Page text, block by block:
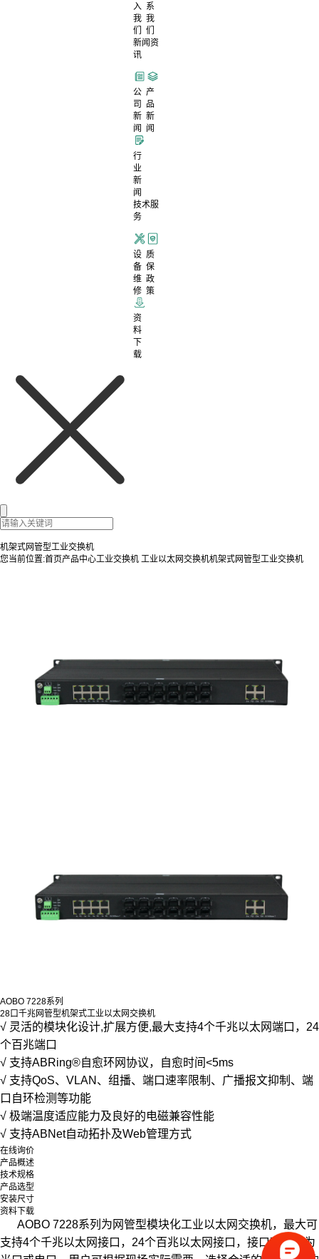
入
我
们
系
我
们
新闻资
讯
公
司
新
闻
产
品
新
闻
行
业
新
闻
技术服
务
设
备
维
修
质
保
政
策
资
料
下
载
机架式网管型工业交换机
您当前位置:首页产品中心工业交换机 工业以太网交换机机架式网管型工业交换机
AOBO 7228系列
28口千兆网管型机架式工业以太网交换机
√ 灵活的模块化设计,扩展方便,最大支持4个千兆以太网端口，24
个百兆端口
√ 支持ABRing®自愈环网协议，自愈时间<5ms
√ 支持QoS、VLAN、组播、端口速率限制、广播报文抑制、端
口自环检测等功能
√ 极端温度适应能力及良好的电磁兼容性能
√ 支持ABNet自动拓扑及Web管理方式
在线询价
产品概述
技术规格
产品选型
安装尺寸
资料下载
AOBO 7228系列为网管型模块化工业以太网交换机，最大可
支持4个千兆以太网接口，24个百兆以太网接口，接口可配置为